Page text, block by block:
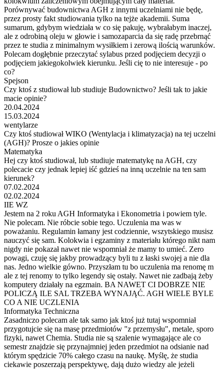
Porównywać budownictwa AGH z innymi uczelniami nie będę,
przez prosty fakt studiowania tylko na tejże akademii. Suma
sumarum, gdybym wiedziała w co się pakuję, wybrałabym inaczej,
ale z odrobiną oleju w głowie i samozaparcia da się radę przebrnąć
przez te studia z minimalnym wysiłkiem i zerową ilością warunków.
Polecam dogłębnie przeczytać sylabus przed podjęciem decyzji o
podjęciem jakiegokolwiek kierunku. Jeśli cię to nie interesuje - po
co?
Spejson
Czy ktoś z studiował lub studiuje Budownictwo? Jeśli tak to jakie
macie opinie?
20.04.2024
15.03.2024
wentylarze
Czy ktoś studiował WIKO (Wentylacja i klimatyzacja) na tej uczelni
(AGH)? Prosze o jakies opinie
Matematyka
Hej czy ktoś studiował, lub studiuje matematykę na AGH, czy
polecacie czy jednak lepiej iść gdzieś na inną uczelnie na ten sam
kierunek?
07.02.2024
02.02.2024
IIE WZ
Jestem na 2 roku AGH Informatyka i Ekonometria i powiem tyle.
Nie polecam. Nie róbcie sobie tego. Uczulenia ma was w
poważaniu. Regulamin łamany jest codziennie, wszytskiego musisz
nauczyć się sam. Kolokwia i egzaminy z materiału którego nikt nam
nigdy nie pokazał nawet nie wspomniał że mamy to umieć. Zero
powagi, czuję się jakby prowadzący byli tu z łaski swojej a nie dla
nas. Jedno wielkie gówno. Przyszłam tu bo uczulenia ma renomę m
ale z tej renomy to tylko legendy się ostały. Nawet nie zadbają żeby
komputery działały na egzmain. BA NAWET CI DOBRZE NIE
POLICZĄ ILE SAL TRZEBA WYNAJĄĆ. AGH WIELE BYLE
CO A NIE UCZLENIA
Informatyka Techniczna
Zasadniczo polecam ale tak samo jak ktoś już tutaj wspomniał
przygotujcie się na masę przedmiotów "z przemysłu", metale, sporo
fizyki, nawet Chemia. Studia nie są szalenie wymagające ale co
semestr znajdzie się przynajmniej jeden przedmiot na odsianie nad
którym spędzicie 70% całego czasu na naukę. Myślę, że studia
ciekawie poszerzają perspektywę, dają dużo wiedzy ale jeżeli